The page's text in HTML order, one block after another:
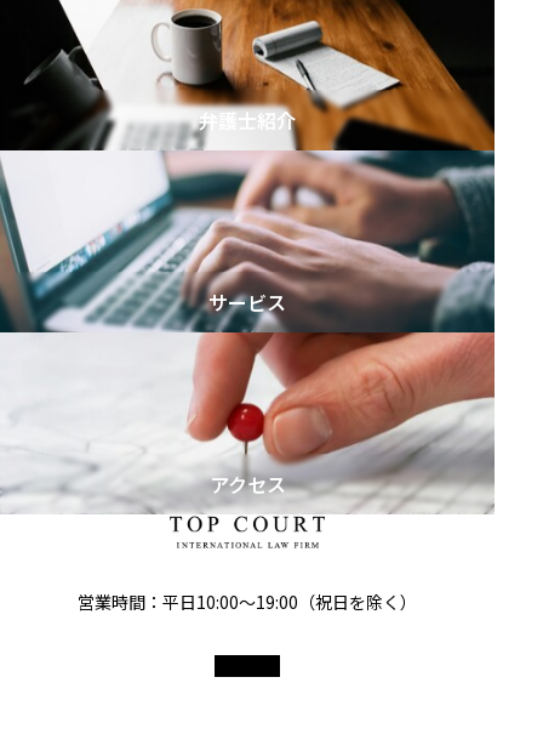
弁護士紹介
サービス
アクセス
営業時間：平日10:00～19:00（祝日を除く）